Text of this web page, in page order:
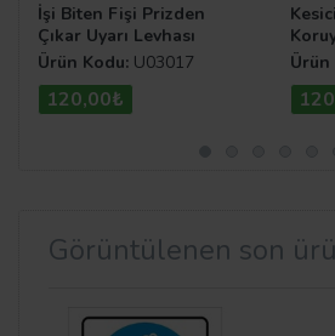
İşi Biten Fişi Prizden
Çıkar Uyarı Levhası
Ürün Kodu: U03017
120,00₺
Ürün
Görüntülenen son